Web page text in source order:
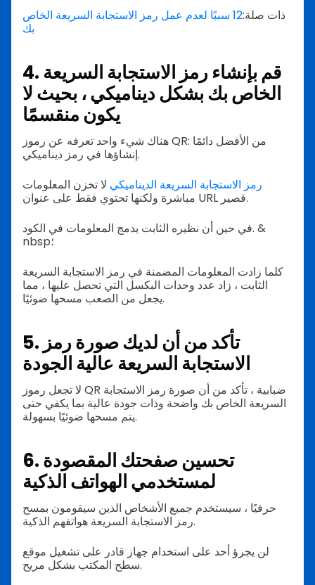
ذات صلة:
12 سببًا لعدم عمل رمز الاستجابة السريعة الخاص
بك
4. قم بإنشاء رمز الاستجابة السريعة
الخاص بك بشكل ديناميكي ، بحيث لا
يكون منقسمًا
هناك شيء واحد تعرفه عن رموز QR: من الأفضل دائمًا
إنشاؤها في رمز ديناميكي.
رمز الاستجابة السريعة الديناميكي لا تخزن المعلومات
مباشرة ولكنها تحتوي فقط على عنوان URL قصير.
في حين أن نظيره الثابت يدمج المعلومات في الكود. &
nbsp؛
كلما زادت المعلومات المضمنة في رمز الاستجابة السريعة
الثابت ، زاد عدد وحدات البكسل التي تحصل عليها ، مما
يجعل من الصعب مسحها ضوئيًا.
5. تأكد من أن لديك صورة رمز
الاستجابة السريعة عالية الجودة
لا تجعل رموز QR ضبابية ، تأكد من أن صورة رمز الاستجابة
السريعة الخاص بك واضحة وذات جودة عالية بما يكفي حتى
يتم مسحها ضوئيًا بسهولة.
6. تحسين صفحتك المقصودة
لمستخدمي الهواتف الذكية
حرفيًا ، سيستخدم جميع الأشخاص الذين سيقومون بمسح
رمز الاستجابة السريعة هواتفهم الذكية.
لن يجرؤ أحد على استخدام جهاز قادر على تشغيل موقع
سطح المكتب بشكل مريح.